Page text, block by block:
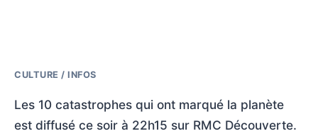
CULTURE / INFOS
Les 10 catastrophes qui ont marqué la planète
est diffusé ce soir à 22h15 sur RMC Découverte.